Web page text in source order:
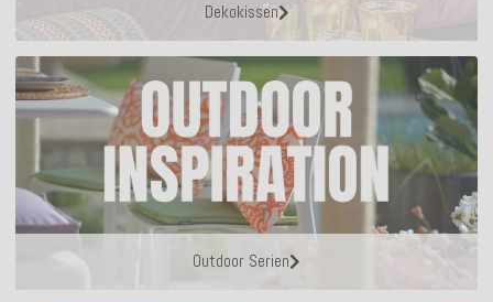
Dekokissen
Outdoor Serien